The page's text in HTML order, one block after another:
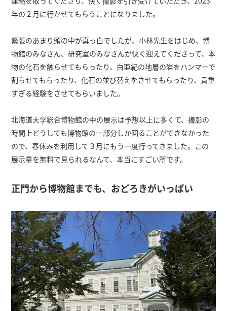
年の２月に行かせてもらうことになりました。
緊張のあまり頭の中が真っ白でしたが、小林先生をはじめ、博
物館のみなさん、研究室のみなさんが快く迎えてくださって、本
物の化石を触らせてもらったり、白亜紀の地層の岩をハンマーで
割らせてもらったり、化石の並び替えをさせてもらったり、貴重
すぎる経験をさせてもらいました。
北海道大学総合博物館の中の展示は予想以上に多くて、撮影の
時間上どうしても博物館の一部分しか回ることができなかった
ので、春休みを利用して３月にもう一度行ってきました。この
展示量を無料で見られるなんて、本当にすごい所です。
正門から博物館までも、おどろきがいっぱい